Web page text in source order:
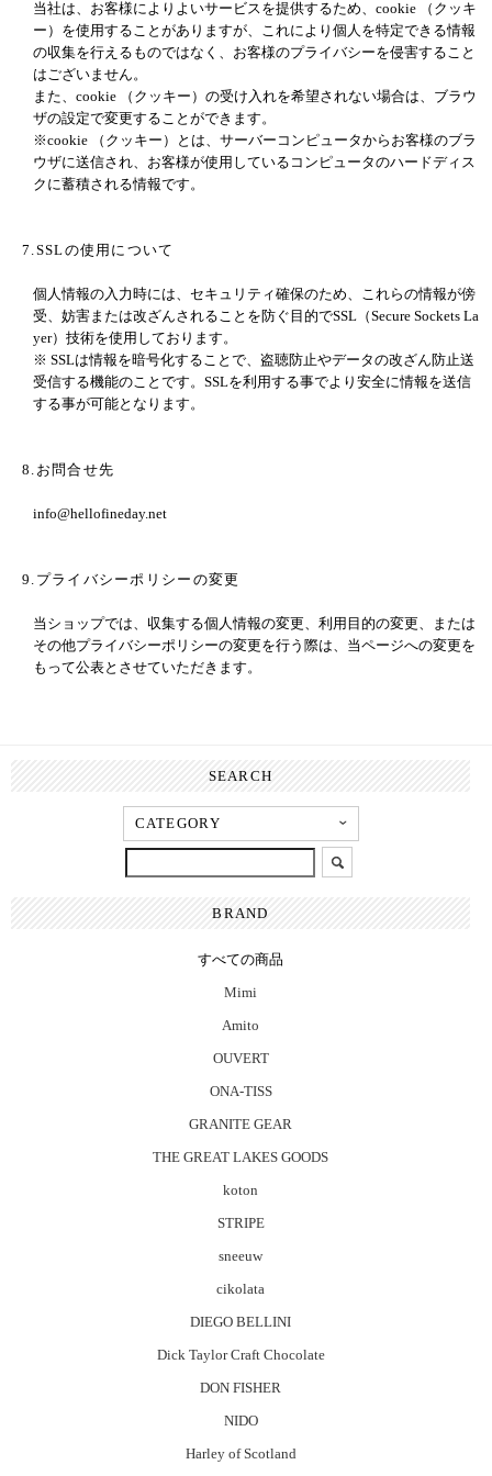
当社は、お客様によりよいサービスを提供するため、cookie （クッキ
ー）を使用することがありますが、これにより個人を特定できる情報
の収集を行えるものではなく、お客様のプライバシーを侵害すること
はございません。
また、cookie （クッキー）の受け入れを希望されない場合は、ブラウ
ザの設定で変更することができます。
※cookie （クッキー）とは、サーバーコンピュータからお客様のブラ
ウザに送信され、お客様が使用しているコンピュータのハードディス
クに蓄積される情報です。
7.SSLの使用について
個人情報の入力時には、セキュリティ確保のため、これらの情報が傍
受、妨害または改ざんされることを防ぐ目的でSSL（Secure Sockets La
yer）技術を使用しております。
※ SSLは情報を暗号化することで、盗聴防止やデータの改ざん防止送
受信する機能のことです。SSLを利用する事でより安全に情報を送信
する事が可能となります。
8.お問合せ先
info@hellofineday.net
9.プライバシーポリシーの変更
当ショップでは、収集する個人情報の変更、利用目的の変更、または
その他プライバシーポリシーの変更を行う際は、当ページへの変更を
もって公表とさせていただきます。
SEARCH
BRAND
すべての商品
Mimi
Amito
OUVERT
ONA-TISS
GRANITE GEAR
THE GREAT LAKES GOODS
koton
STRIPE
sneeuw
cikolata
DIEGO BELLINI
Dick Taylor Craft Chocolate
DON FISHER
NIDO
Harley of Scotland